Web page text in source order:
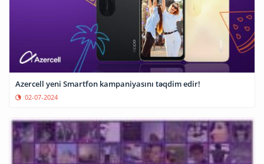
Azercell yeni Smartfon kampaniyasını təqdim edir!
02-07-2024